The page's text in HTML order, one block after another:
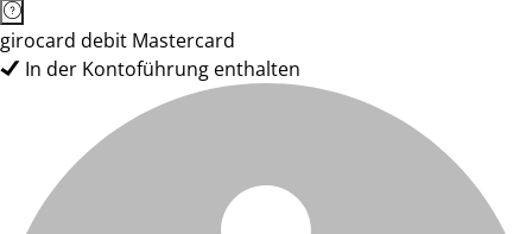
girocard debit Mastercard
In der Kontoführung enthalten